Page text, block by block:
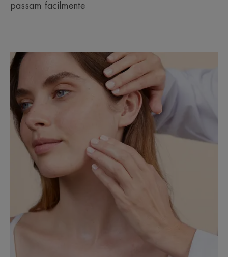
passam facilmente